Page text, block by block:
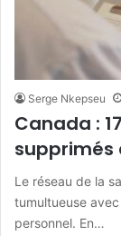
Serge Nkepseu
Canada :
supprimés
Le réseau de la
tumultueuse
personnel. En…